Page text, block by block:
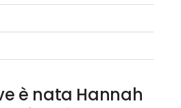
è nata Hannah